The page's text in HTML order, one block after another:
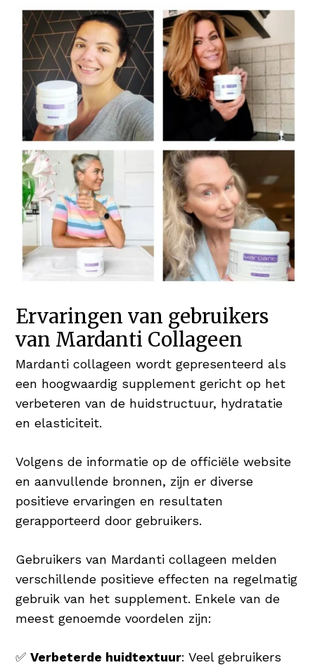
Ervaringen van gebruikers
van Mardanti Collageen
Mardanti collageen wordt gepresenteerd als
een hoogwaardig supplement gericht op het
verbeteren van de huidstructuur, hydratatie
en elasticiteit.
Volgens de informatie op de officiële website
en aanvullende bronnen, zijn er diverse
positieve ervaringen en resultaten
gerapporteerd door gebruikers.
Gebruikers van Mardanti collageen melden
verschillende positieve effecten na regelmatig
gebruik van het supplement. Enkele van de
meest genoemde voordelen zijn:
✅Verbeterde huidtextuur: Veel gebruikers